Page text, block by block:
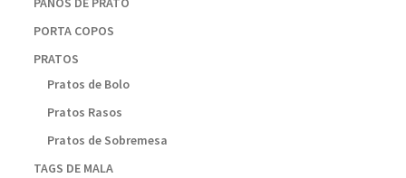
PORTA COPOS
PRATOS
Pratos de Bolo
Pratos Rasos
Pratos de Sobremesa
TAGS DE MALA